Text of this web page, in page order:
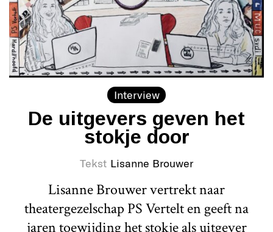
Interview
De uitgevers geven het
stokje door
Tekst Lisanne Brouwer
Lisanne Brouwer vertrekt naar
theatergezelschap PS Vertelt en geeft na
jaren toewijding het stokje als uitgever